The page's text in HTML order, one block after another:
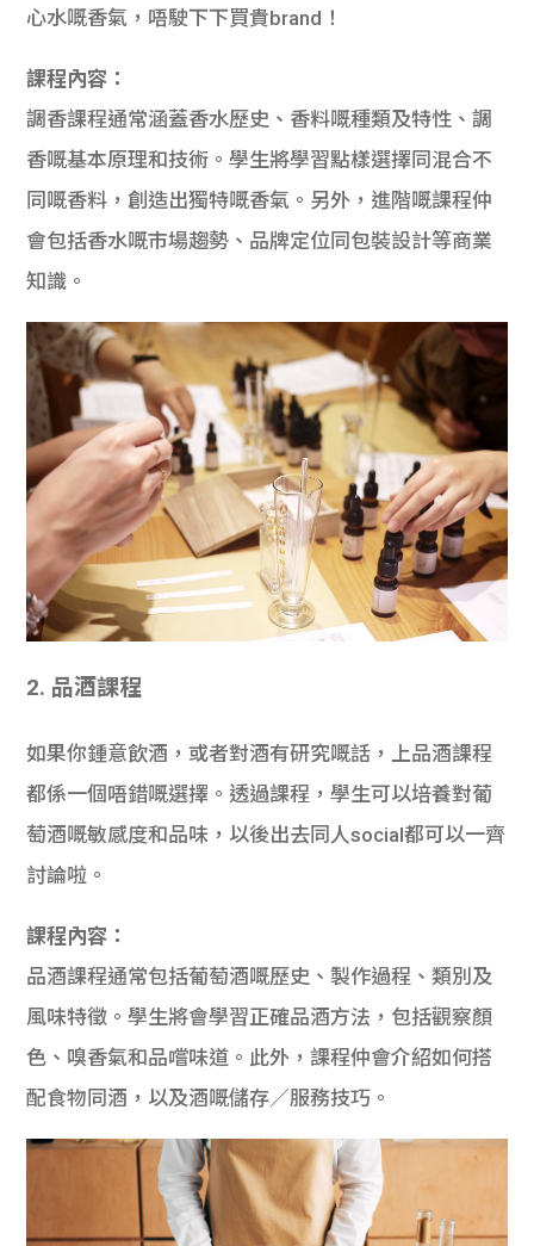
心水嘅香氣，唔駛下下買貴brand！
課程內容：
調香課程通常涵蓋香水歷史、香料嘅種類及特性、調
香嘅基本原理和技術。學生將學習點樣選擇同混合不
同嘅香料，創造出獨特嘅香氣。另外，進階嘅課程仲
會包括香水嘅市場趨勢、品牌定位同包裝設計等商業
知識。
2. 品酒課程
如果你鍾意飲酒，或者對酒有研究嘅話，上品酒課程
都係一個唔錯嘅選擇。透過課程，學生可以培養對葡
萄酒嘅敏感度和品味，以後出去同人social都可以一齊
討論啦。
課程內容：
品酒課程通常包括葡萄酒嘅歷史、製作過程、類別及
風味特徵。學生將會學習正確品酒方法，包括觀察顏
色、嗅香氣和品嚐味道。此外，課程仲會介紹如何搭
配食物同酒，以及酒嘅儲存／服務技巧。